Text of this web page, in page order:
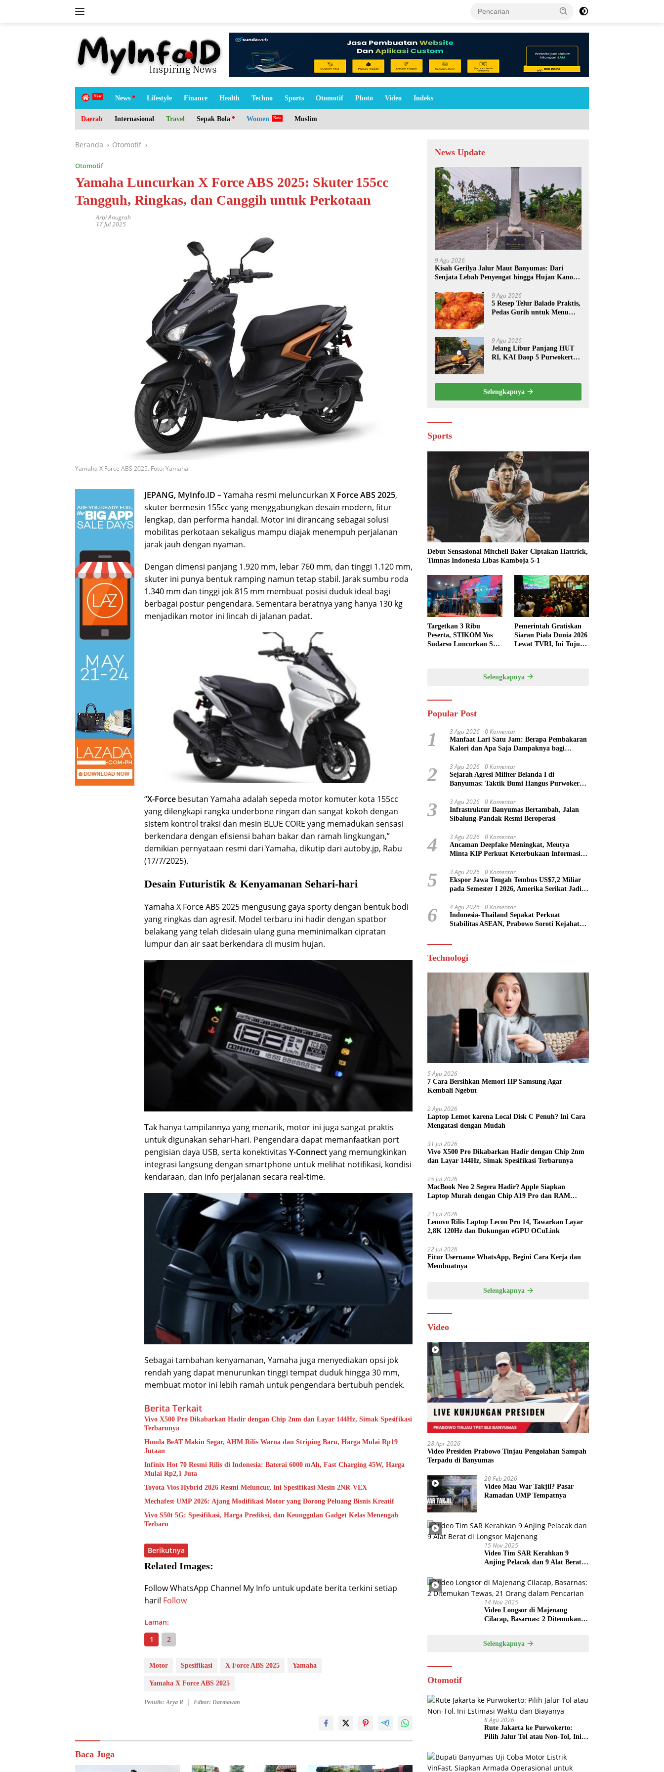
H
e
News Lifestyle Finance Health Techno Sports Otomotif Photo Video Indeks
Daerah Internasional Travel Sepak Bola Women Muslim
Beranda Otomotif
Otomotif
Yamaha Luncurkan X Force ABS 2025: Skuter 155cc
Tangguh, Ringkas, dan Canggih untuk Perkotaan
Arbi Anugrah
17 Jul 2025
Yamaha X Force ABS 2025. Foto: Yamaha
JEPANG, MyInfo.ID – Yamaha resmi meluncurkan X Force ABS 2025,
skuter bermesin 155cc yang menggabungkan desain modern, fitur
lengkap, dan performa handal. Motor ini dirancang sebagai solusi
mobilitas perkotaan sekaligus mampu diajak menempuh perjalanan
jarak jauh dengan nyaman.
Dengan dimensi panjang 1.920 mm, lebar 760 mm, dan tinggi 1.120 mm,
skuter ini punya bentuk ramping namun tetap stabil. Jarak sumbu roda
1.340 mm dan tinggi jok 815 mm membuat posisi duduk ideal bagi
berbagai postur pengendara. Sementara beratnya yang hanya 130 kg
menjadikan motor ini lincah di jalanan padat.
“X-Force besutan Yamaha adalah sepeda motor komuter kota 155cc
yang dilengkapi rangka underbone ringan dan sangat kokoh dengan
sistem kontrol traksi dan mesin BLUE CORE yang memadukan sensasi
berkendara dengan efisiensi bahan bakar dan ramah lingkungan,”
demikian pernyataan resmi dari Yamaha, dikutip dari autoby.jp, Rabu
(17/7/2025).
Desain Futuristik & Kenyamanan Sehari-hari
Yamaha X Force ABS 2025 mengusung gaya sporty dengan bentuk bodi
yang ringkas dan agresif. Model terbaru ini hadir dengan spatbor
belakang yang telah didesain ulang guna meminimalkan cipratan
lumpur dan air saat berkendara di musim hujan.
Tak hanya tampilannya yang menarik, motor ini juga sangat praktis
untuk digunakan sehari-hari. Pengendara dapat memanfaatkan port
pengisian daya USB, serta konektivitas Y-Connectyang memungkinkan
integrasi langsung dengan smartphone untuk melihat notifikasi, kondisi
kendaraan, dan info perjalanan secara real-time.
Sebagai tambahan kenyamanan, Yamaha juga menyediakan opsi jok
rendah yang dapat menurunkan tinggi tempat duduk hingga 30 mm,
membuat motor ini lebih ramah untuk pengendara bertubuh pendek.
Berita Terkait
Vivo X500 Pro Dikabarkan Hadir dengan Chip 2nm dan Layar 144Hz, Simak Spesifikasi
Terbarunya
Honda BeAT Makin Segar, AHM Rilis Warna dan Striping Baru, Harga Mulai Rp19
Jutaan
Infinix Hot 70 Resmi Rilis di Indonesia: Baterai 6000 mAh, Fast Charging 45W, Harga
Mulai Rp2,1 Juta
Toyota Vios Hybrid 2026 Resmi Meluncur, Ini Spesifikasi Mesin 2NR-VEX
Mechafest UMP 2026: Ajang Modifikasi Motor yang Dorong Peluang Bisnis Kreatif
Vivo S50t 5G: Spesifikasi, Harga Prediksi, dan Keunggulan Gadget Kelas Menengah
Terbaru
Berikutnya
Related Images:
Follow WhatsApp Channel My Info untuk update berita terkini setiap
hari! Follow
Laman:
1
2
Motor Spesifikasi X Force ABS 2025 Yamaha
Yamaha X Force ABS 2025
Penulis: Arya R Editor: Darmawan
Baca Juga
News Update
9 Agu 2026
Kisah Gerilya Jalur Maut Banyumas: Dari
Senjata Lebah Penyengat hingga Hujan Kanon
9 Agu 2026
5 Resep Telur Balado Praktis,
Pedas Gurih untuk Menu
9 Agu 2026
Jelang Libur Panjang HUT
RI, KAI Daop 5 Purwokerto
Selengkapnya
Sports
Debut Sensasional Mitchell Baker Ciptakan Hattrick,
Timnas Indonesia Libas Kamboja 5-1
Targetkan 3 Ribu
Peserta, STIKOM Yos
Sudarso Luncurkan SYS
Pemerintah Gratiskan
Siaran Piala Dunia 2026
Lewat TVRI, Ini Tujuan
Selengkapnya
Popular Post
1 3 Agu 2026 0 Komentar
Manfaat Lari Satu Jam: Berapa Pembakaran
Kalori dan Apa Saja Dampaknya bagi
2 3 Agu 2026 0 Komentar
Sejarah Agresi Militer Belanda I di
Banyumas: Taktik Bumi Hangus Purwokerto
3 3 Agu 2026 0 Komentar
Infrastruktur Banyumas Bertambah, Jalan
Sibalung-Pandak Resmi Beroperasi
4 3 Agu 2026 0 Komentar
Ancaman Deepfake Meningkat, Meutya
Minta KIP Perkuat Keterbukaan Informasi
5 3 Agu 2026 0 Komentar
Ekspor Jawa Tengah Tembus US$7,2 Miliar
pada Semester I 2026, Amerika Serikat Jadi
6 4 Agu 2026 0 Komentar
Indonesia-Thailand Sepakat Perkuat
Stabilitas ASEAN, Prabowo Soroti Kejahatan
Technologi
5 Agu 2026
7 Cara Bersihkan Memori HP Samsung Agar
Kembali Ngebut
2 Agu 2026
Laptop Lemot karena Local Disk C Penuh? Ini Cara
Mengatasi dengan Mudah
31 Jul 2026
Vivo X500 Pro Dikabarkan Hadir dengan Chip 2nm
dan Layar 144Hz, Simak Spesifikasi Terbarunya
25 Jul 2026
MacBook Neo 2 Segera Hadir? Apple Siapkan
Laptop Murah dengan Chip A19 Pro dan RAM
23 Jul 2026
Lenovo Rilis Laptop Lecoo Pro 14, Tawarkan Layar
2,8K 120Hz dan Dukungan eGPU OCuLink
22 Jul 2026
Fitur Username WhatsApp, Begini Cara Kerja dan
Membuatnya
Selengkapnya
Video
28 Apr 2026
Video Presiden Prabowo Tinjau Pengolahan Sampah
Terpadu di Banyumas
20 Feb 2026
Video Mau War Takjil? Pasar
Ramadan UMP Tempatnya
15 Nov 2025
Video Tim SAR Kerahkan 9
Anjing Pelacak dan 9 Alat Berat
14 Nov 2025
Video Longsor di Majenang
Cilacap, Basarnas: 2 Ditemukan
Selengkapnya
Otomotif
8 Agu 2026
Rute Jakarta ke Purwokerto:
Pilih Jalur Tol atau Non-Tol, Ini